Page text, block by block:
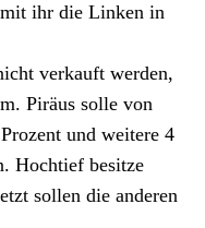
ihr die Linken in
verkauft werden,
Piräus solle von
und weitere 4
Hochtief besitze
sollen die anderen